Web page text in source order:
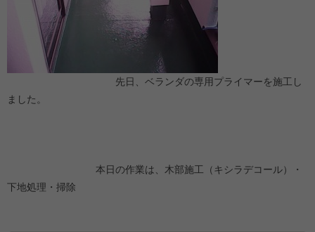
先日、ベランダの専用プライマーを施工し
ました。
本日の作業は、木部施工（キシラデコール）・
下地処理・掃除